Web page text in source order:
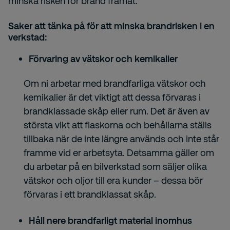
Saker att tänka på för att minska brandrisken i en
verkstad:
Förvaring av vätskor och kemikalier
Om ni arbetar med brandfarliga vätskor och
kemikalier är det viktigt att dessa förvaras i
brandklassade skåp eller rum. Det är även av
största vikt att flaskorna och behållarna ställs
tillbaka när de inte längre används och inte står
framme vid er arbetsyta. Detsamma gäller om
du arbetar på en bilverkstad som säljer olika
vätskor och oljor till era kunder – dessa bör
förvaras i ett brandklassat skåp.
Håll nere brandfarligt material inomhus